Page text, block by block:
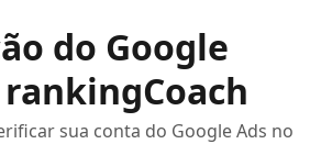
do Google
sua conta do Google Ads no